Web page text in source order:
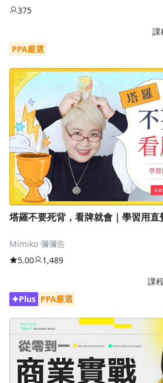
375
課
PPA嚴選
塔羅不要死背，看牌就會｜學習用直
Mimiko 彌彌告
5.00
1,489
課程
Plus PPA嚴選